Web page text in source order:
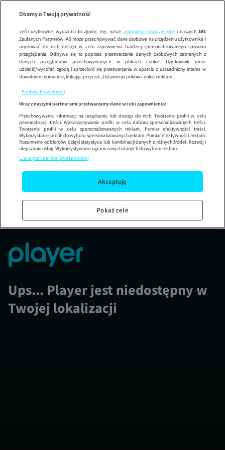
Wypróbuj aplikację mobilną
Korzystaj z łatwiejszej nawigacji i ciesz się szybszym
Ups... Player jest niedostępny w
Twojej lokalizacji
Dbamy o Twoją prywatność
Jeśli użytkownik wyrazi na to zgodę, my, nasze podmioty stowarzyszonei naszych 161
Zaufanych Partnerów IAB może przechowywać dane osobowe na urządzeniu użytkownika i
uzyskiwać do nich dostęp w celu zapewnienia bardziej spersonalizowanego sposobu
przeglądania. Odbywa się to poprzez przetwarzanie danych osobowych zebranych z
danych przeglądania przechowywanych w plikach cookie. Użytkownik może
udzielić/wycofać zgodę i sprzeciwić się przetwarzaniu w oparciu o uzasadniony interes w
dowolnym momencie, klikając przycisk „Ustawienia plików cookie i reklam”.
Polityka Prywatności
Wraz z naszymi partnerami przetwarzamy dane w celu zapewnienia:
Przechowywanie informacji na urządzeniu lub dostęp do nich. Tworzenie profili w celu
personalizacji treści. Wykorzystywanie profili w celu doboru spersonalizowanych treści.
Tworzenie profili w celu spersonalizowanych reklam. Pomiar efektywności treści.
Wykorzystanie profili do wyboru spersonalizowanych reklam. Pomiar efektywności reklam.
Rozumienie odbiorców dzięki statystyce lub kombinacji danych z różnych źródeł. Rozwój i
ulepszanie usług. Wykorzystywanie ograniczonych danych do wyboru reklam.
Lista partnerów (dostawców)
Akceptuję
Pokaż cele